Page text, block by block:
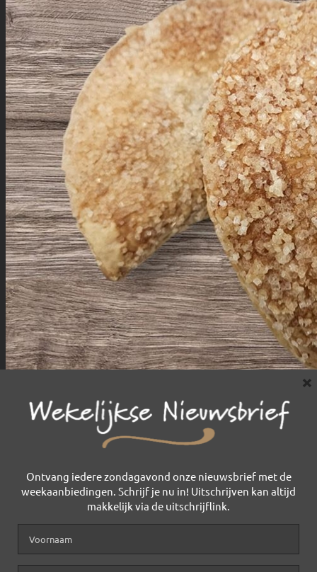
Ontvang iedere zondagavond onze nieuwsbrief met de
weekaanbiedingen. Schrijf je nu in! Uitschrijven kan altijd
makkelijk via de uitschrijflink.
×